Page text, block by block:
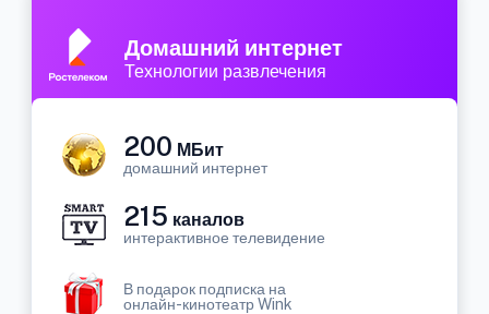
Домашний интернет
Технологии развлечения
200 МБит
домашний интернет
215 каналов
интерактивное телевидение
В подарок подписка на
онлайн-кинотеатр Wink